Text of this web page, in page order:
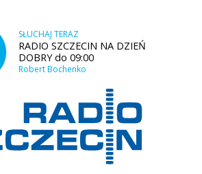
SŁUCHAJ TERAZ
RADIO SZCZECIN NA DZIEŃ
DOBRY do 09:00
Robert Bochenko